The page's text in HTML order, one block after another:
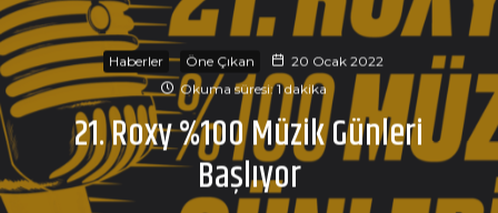
Haberler Öne Çıkan
20 Ocak 2022
Okuma süresi: 1 dakika
21. Roxy %100 Müzik Günleri
Başlıyor